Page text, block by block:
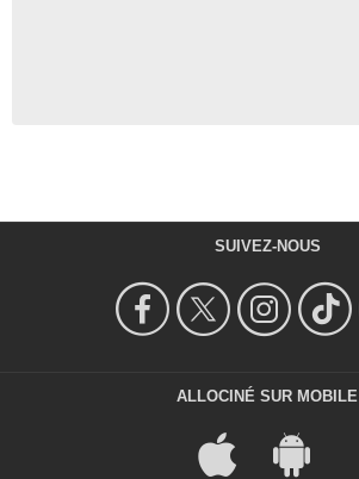
SUIVEZ-NOUS
ALLOCINÉ SUR MOBILE